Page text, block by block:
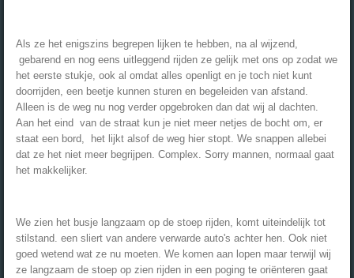
Als ze het enigszins begrepen lijken te hebben, na al wijzend,
gebarend en nog eens uitleggend rijden ze gelijk met ons op zodat we
het eerste stukje, ook al omdat alles openligt en je toch niet kunt
doorrijden, een beetje kunnen sturen en begeleiden van afstand.
Alleen is de weg nu nog verder opgebroken dan dat wij al dachten.
Aan het eind van de straat kun je niet meer netjes de bocht om, er
staat een bord, het lijkt alsof de weg hier stopt. We snappen allebei
dat ze het niet meer begrijpen. Complex. Sorry mannen, normaal gaat
het makkelijker.
We zien het busje langzaam op de stoep rijden, komt uiteindelijk tot
stilstand. een sliert van andere verwarde auto's achter hen. Ook niet
goed wetend wat ze nu moeten. We komen aan lopen maar terwijl wij
ze langzaam de stoep op zien rijden in een poging te oriënteren gaat